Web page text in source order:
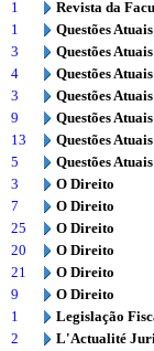
1
Revista da
1
Questões
3
Questões
4
Questões
3
Questões
9
Questões
13
Questões
5
Questões
3
O Direito
7
O Direito
25
O Direito
20
O Direito
21
O Direito
9
O Direito
1
Legislação
2
L'Actualité